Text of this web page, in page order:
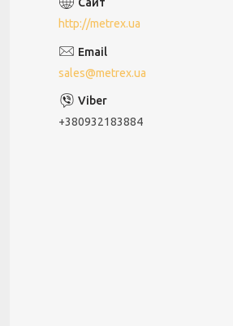
http://metrex.ua
sales@metrex.ua
+380932183884